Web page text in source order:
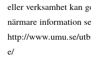
eller verksamhet kan
närmare information
http://www.umu.se/
e/